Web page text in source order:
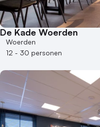
De Kade Woerden
Woerden
12 - 30 personen